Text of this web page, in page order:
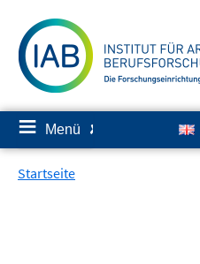
zum
Inhalt
≡ Menü ✘
Startseite